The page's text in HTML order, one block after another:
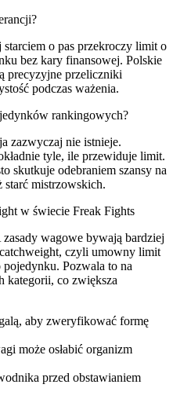
o pas przekroczy limit o
bez kary finansowej. Polskie
precyzyjne przeliczniki
podczas ważenia.
rankingowych?
zazwyczaj nie istnieje.
tyle, ile przewiduje limit.
skutkuje odebraniem szansy na
starć mistrzowskich.
w świecie Freak Fights
wagowe bywają bardziej
czyli umowny limit
Pozwala to na
kategorii, co zwiększa
aby zweryfikować formę
może osłabić organizm
przed obstawianiem